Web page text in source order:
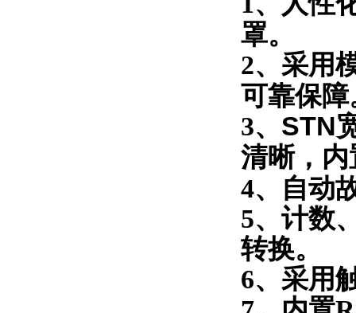
罩。
2、 采用
可靠保障
3、 STN
清晰，
4、 自动
5、计数
转换。
6、采用